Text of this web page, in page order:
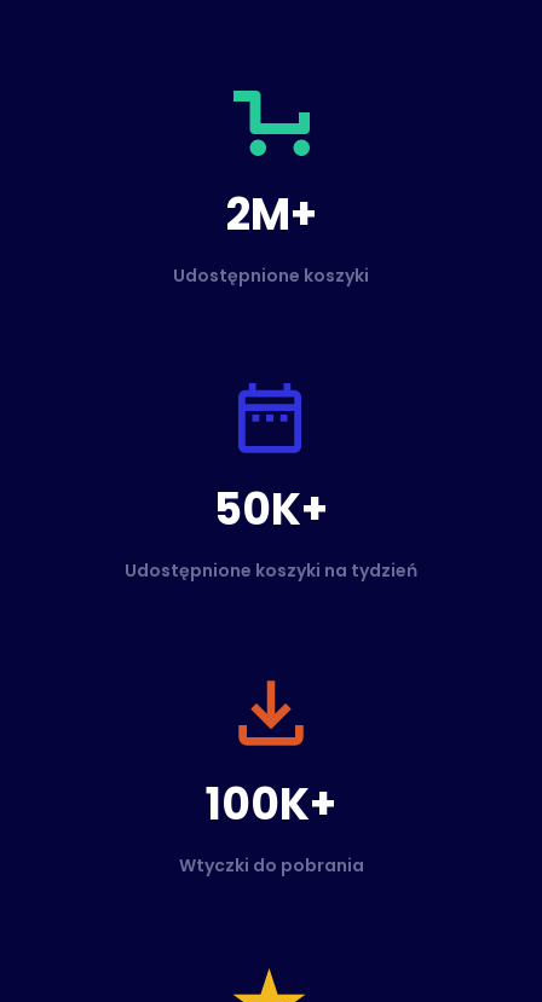
2M+
Udostępnione koszyki
50K+
Udostępnione koszyki na tydzień
100K+
Wtyczki do pobrania